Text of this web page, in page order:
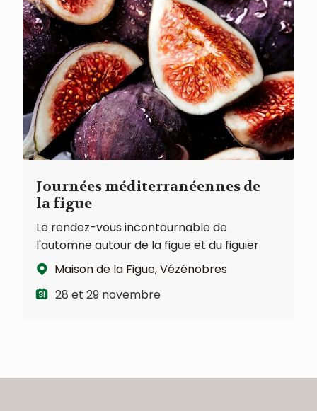
Journées méditerranéennes de
la figue
Le rendez-vous incontournable de
l'automne autour de la figue et du figuier
Maison de la Figue, Vézénobres
28 et 29 novembre